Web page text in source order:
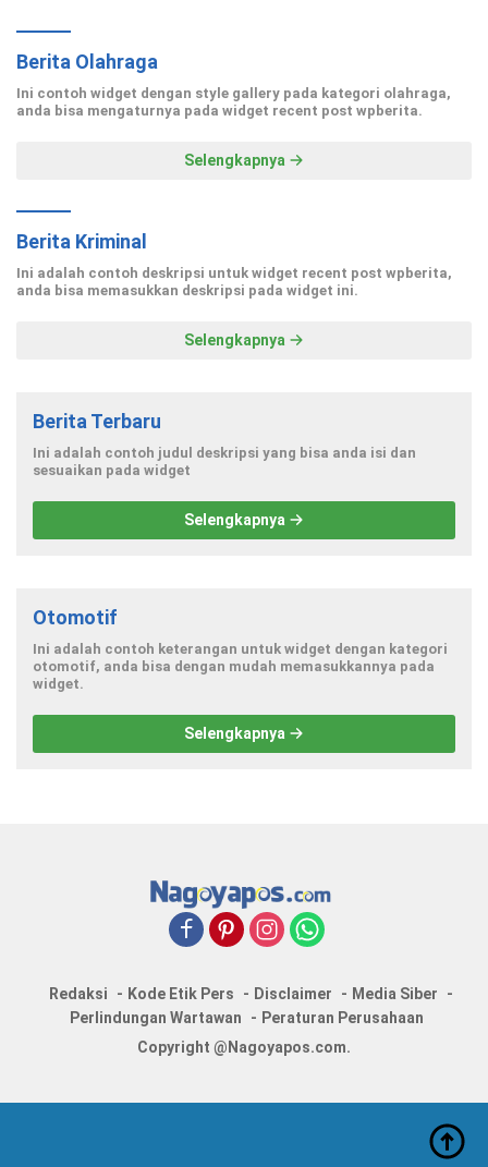
Berita Olahraga
Ini contoh widget dengan style gallery pada kategori olahraga,
anda bisa mengaturnya pada widget recent post wpberita.
Selengkapnya
Berita Kriminal
Ini adalah contoh deskripsi untuk widget recent post wpberita,
anda bisa memasukkan deskripsi pada widget ini.
Selengkapnya
Berita Terbaru
Ini adalah contoh judul deskripsi yang bisa anda isi dan
sesuaikan pada widget
Selengkapnya
Otomotif
Ini adalah contoh keterangan untuk widget dengan kategori
otomotif, anda bisa dengan mudah memasukkannya pada
widget.
Selengkapnya
Redaksi Kode Etik Pers Disclaimer
Media Siber
Perlindungan Wartawan
Peraturan Perusahaan
Copyright @Nagoyapos.com.